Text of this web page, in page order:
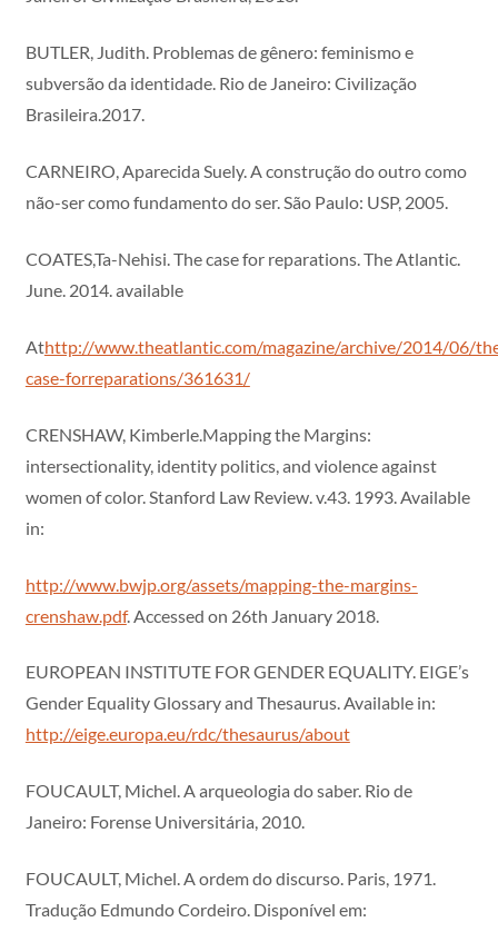
BUTLER, Judith. Problemas de gênero: feminismo e
subversão da identidade. Rio de Janeiro: Civilização
Brasileira.2017.
CARNEIRO, Aparecida Suely. A construção do outro como
não-ser como fundamento do ser. São Paulo: USP, 2005.
COATES,Ta-Nehisi. The case for reparations. The Atlantic.
June. 2014. available
Athttp://www.theatlantic.com/magazine/archive/2014/06/
case-forreparations/361631/
CRENSHAW, Kimberle.Mapping the Margins:
intersectionality, identity politics, and violence against
women of color. Stanford Law Review. v.43. 1993. Available
in:
http://www.bwjp.org/assets/mapping-the-margins-
crenshaw.pdf. Accessed on 26th January 2018.
EUROPEAN INSTITUTE FOR GENDER EQUALITY. EIGE’s
Gender Equality Glossary and Thesaurus. Available in:
http://eige.europa.eu/rdc/thesaurus/about
FOUCAULT, Michel. A arqueologia do saber. Rio de
Janeiro: Forense Universitária, 2010.
FOUCAULT, Michel. A ordem do discurso. Paris, 1971.
Tradução Edmundo Cordeiro. Disponível em: